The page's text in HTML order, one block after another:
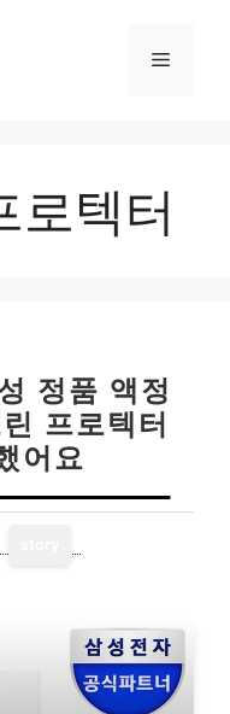
메
로텍터
정품 액정
프로텍터
어요